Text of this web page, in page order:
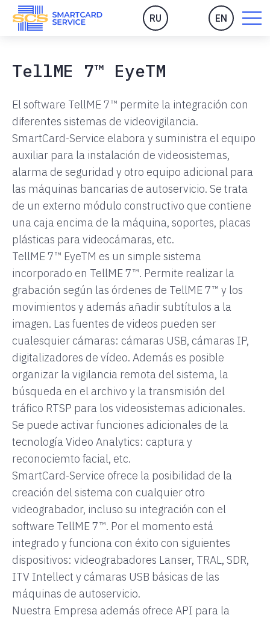
RU EN
TellME 7™ EyeTM
El software TellME 7™ permite la integración con
diferentes sistemas de videovigilancia.
SmartCard-Service elabora y suministra el equipo
auxiliar para la instalación de videosistemas,
alarma de seguridad y otro equipo adicional para
las máquinas bancarias de autoservicio. Se trata
de un externo módulo constructivo que contiene
una caja encima de la máquina, soportes, placas
plásticas para videocámaras, etc.
TellME 7™ EyeTM es un simple sistema
incorporado en TellME 7™. Permite realizar la
grabación según las órdenes de TellME 7™ y los
movimientos y además añadir subtítulos a la
imagen. Las fuentes de videos pueden ser
cualesquier cámaras: cámaras USB, cámaras IP,
digitalizadores de vídeo. Además es posible
organizar la vigilancia remota del sistema, la
búsqueda en el archivo y la transmisión del
tráfico RTSP para los videosistemas adicionales.
Se puede activar funciones adicionales de la
tecnología Video Analytics: captura y
reconociemto facial, etc.
SmartCard-Service ofrece la posibilidad de la
creación del sistema con cualquier otro
videograbador, incluso su integración con el
software TellME 7™. Por el momento está
integrado y funciona con éxito con siguientes
dispositivos: videograbadores Lanser, TRAL, SDR,
ITV Intellect y cámaras USB básicas de las
máquinas de autoservicio.
Nuestra Empresa además ofrece API para la